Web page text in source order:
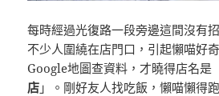
每時經過光復路一段旁邊這間沒有
不少人圍繞在店門口，引起懶喵好
Google地圖查資料，才曉得店名是
店 」。剛好友人找吃飯，懶喵懶得